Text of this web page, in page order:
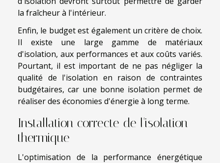
la fraîcheur à l'intérieur.
Enfin, le budget est également un critère de choix.
Il existe une large gamme de matériaux
d'isolation, aux performances et aux coûts variés.
Pourtant, il est important de ne pas négliger la
qualité de l'isolation en raison de contraintes
budgétaires, car une bonne isolation permet de
réaliser des économies d'énergie à long terme.
Installation correcte de l'isolation
thermique
L'optimisation de la performance énergétique